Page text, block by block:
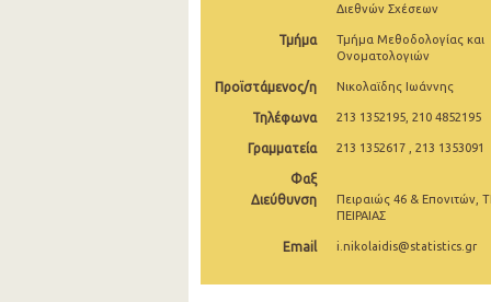
2013
2011
2009
Διεθνών Σχέσεων
Τμήμα
Τμήμα Μεθοδολογίας και
Ονοματολογιών
Προϊστάμενος/η Νικολαϊδης Ιωάννης
Τηλέφωνα 213 1352195, 210 4852195
Γραμματεία 213 1352617 , 213 1353091
Φαξ
Διεύθυνση
Πειραιώς 46 & Επονιτών,
ΠΕΙΡΑΙΑΣ
Email i.nikolaidis@statistics.gr